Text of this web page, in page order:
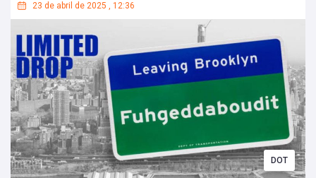
23 de abril de 2025 , 12:36
DOT